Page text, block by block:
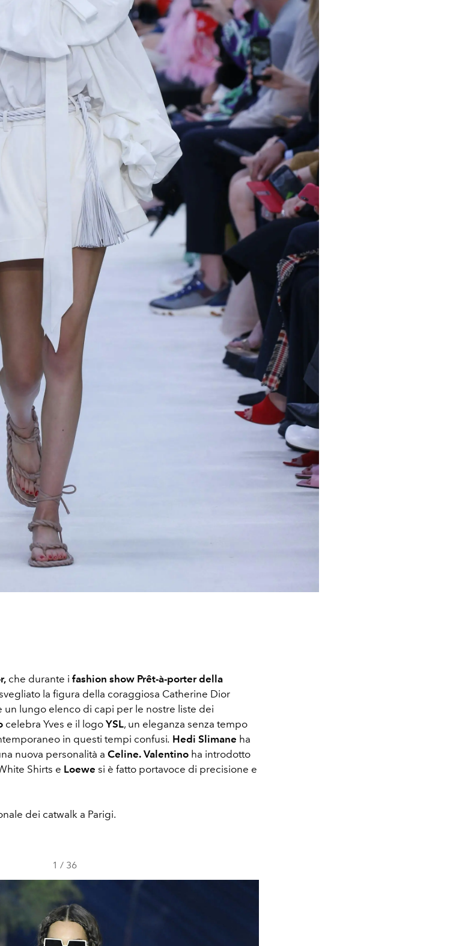
che durante i fashion show Prêt-à-porter della
la figura della coraggiosa Catherine Dior
lungo elenco di capi per le nostre liste dei
celebra Yves e il logo YSL, un eleganza senza tempo
in questi tempi confusi. Hedi Slimane ha
nuova personalità a Celine. Valentino ha introdotto
Shirts e Loewe si è fatto portavoce di precisione e
dei catwalk a Parigi.
1 / 36